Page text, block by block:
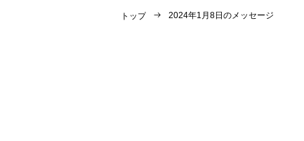
トップ 2024年1月8日のメッセージ